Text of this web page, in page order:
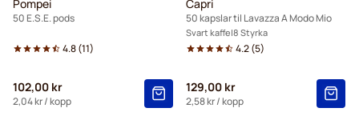
Pompei
50 E.S.E. pods
4.8(11)
102,00 kr
2,04 kr/ kopp
Capri
50 kapslar til Lavazza A Modo Mio
Svart kaffe 8 Styrka
4.2(5)
129,00 kr
2,58 kr/ kopp